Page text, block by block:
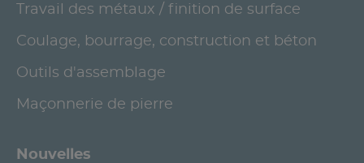
Travail des métaux / finition de surface
Coulage, bourrage, construction et béton
Outils d'assemblage
Maçonnerie de pierre
Nouvelles